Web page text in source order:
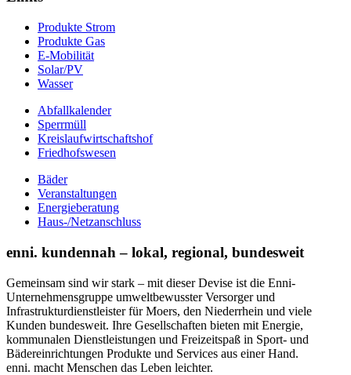
Produkte Strom
Produkte Gas
E-Mobilität
Solar/PV
Wasser
Abfallkalender
Sperrmüll
Kreislaufwirtschaftshof
Friedhofswesen
Bäder
Veranstaltungen
Energieberatung
Haus-/Netzanschluss
enni. kundennah – lokal, regional, bundesweit
Gemeinsam sind wir stark – mit dieser Devise ist die Enni-
Unternehmensgruppe umweltbewusster Versorger und
Infrastrukturdienstleister für Moers, den Niederrhein und viele
Kunden bundesweit. Ihre Gesellschaften bieten mit Energie,
kommunalen Dienstleistungen und Freizeitspaß in Sport- und
Bädereinrichtungen Produkte und Services aus einer Hand.
enni. macht Menschen das Leben leichter.